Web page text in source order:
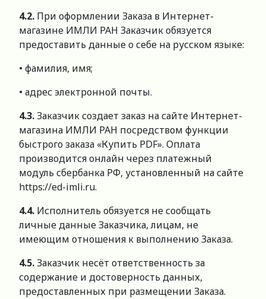
4.2. При оформлении Заказа в Интернет-
магазине ИМЛИ РАН Заказчик обязуется
предоставить данные о себе на русском языке:
• фамилия, имя;
• адрес электронной почты.
4.3.Заказчик создает заказ на сайте Интернет-
магазина ИМЛИ РАН посредством функции
быстрого заказа «Купить PDF». Оплата
производится онлайн через платежный
модуль сбербанка РФ, установленный на сайте
https://ed-imli.ru.
4.4. Исполнитель обязуется не сообщать
личные данные Заказчика, лицам, не
имеющим отношения к выполнению Заказа.
4.5.Заказчик несёт ответственность за
содержание и достоверность данных,
предоставленных при размещении Заказа.